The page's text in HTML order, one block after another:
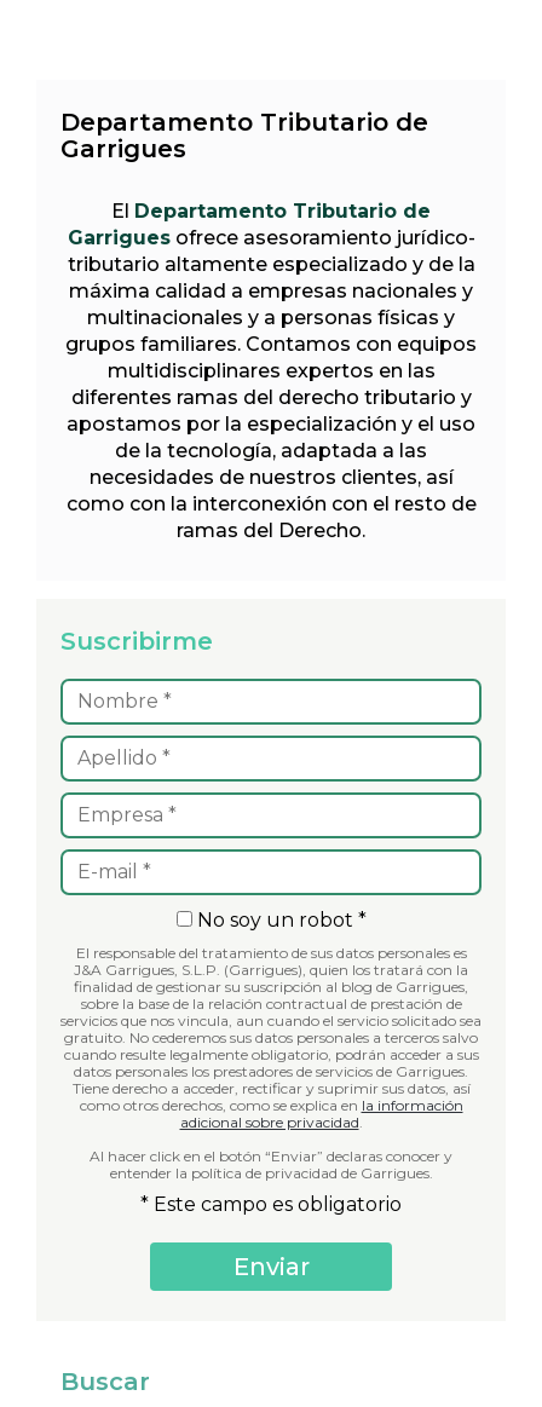
Departamento Tributario de
Garrigues
El Departamento Tributario de
Garriguesofrece asesoramiento jurídico-
tributario altamente especializado y de la
máxima calidad a empresas nacionales y
multinacionales y a personas físicas y
grupos familiares. Contamos con equipos
multidisciplinares expertos en las
diferentes ramas del derecho tributario y
apostamos por la especialización y el uso
de la tecnología, adaptada a las
necesidades de nuestros clientes, así
como con la interconexión con el resto de
ramas del Derecho.
Suscribirme
No soy un robot *
El responsable del tratamiento de sus datos personales es
J&A Garrigues, S.L.P. (Garrigues), quien los tratará con la
finalidad de gestionar su suscripción al blog de Garrigues,
sobre la base de la relación contractual de prestación de
servicios que nos vincula, aun cuando el servicio solicitado sea
gratuito. No cederemos sus datos personales a terceros salvo
cuando resulte legalmente obligatorio, podrán acceder a sus
datos personales los prestadores de servicios de Garrigues.
Tiene derecho a acceder, rectificar y suprimir sus datos, así
como otros derechos, como se explica en la información
adicional sobre privacidad
Al hacer click en el botón “Enviar” declaras conocer y
entender la política de privacidad de Garrigues.
* Este campo es obligatorio
Buscar